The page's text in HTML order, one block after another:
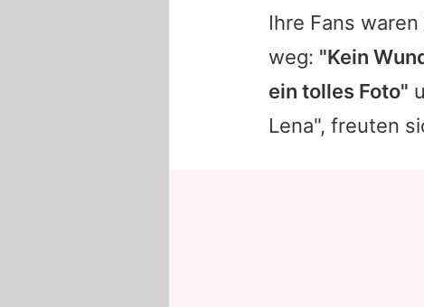
Ihre Fans
weg: "Kein
ein tolles Foto"
Lena", freuten